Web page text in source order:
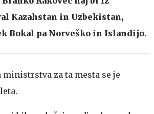
Kazahstan in Uzbekistan,
Bokal pa Norveško in Islandijo.
ministrstva za ta mesta se je